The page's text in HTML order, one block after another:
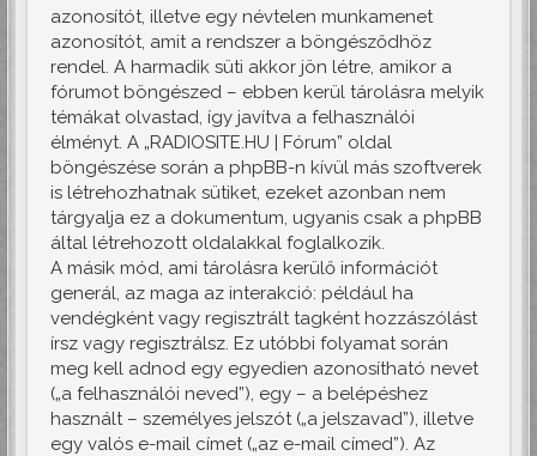
azonosítót, illetve egy névtelen munkamenet
azonosítót, amit a rendszer a böngésződhöz
rendel. A harmadik süti akkor jön létre, amikor a
fórumot böngészed – ebben kerül tárolásra melyik
témákat olvastad, így javítva a felhasználói
élményt. A „RADIOSITE.HU | Fórum” oldal
böngészése során a phpBB-n kívül más szoftverek
is létrehozhatnak sütiket, ezeket azonban nem
tárgyalja ez a dokumentum, ugyanis csak a phpBB
által létrehozott oldalakkal foglalkozik.
A másik mód, ami tárolásra kerülő információt
generál, az maga az interakció: például ha
vendégként vagy regisztrált tagként hozzászólást
írsz vagy regisztrálsz. Ez utóbbi folyamat során
meg kell adnod egy egyedien azonosítható nevet
(„a felhasználói neved”), egy – a belépéshez
használt – személyes jelszót („a jelszavad”), illetve
egy valós e-mail címet („az e-mail címed”). Az